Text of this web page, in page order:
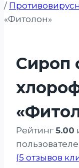
/
«Фитолон»
Сироп
Рейтинг5.00
(5 отзывов